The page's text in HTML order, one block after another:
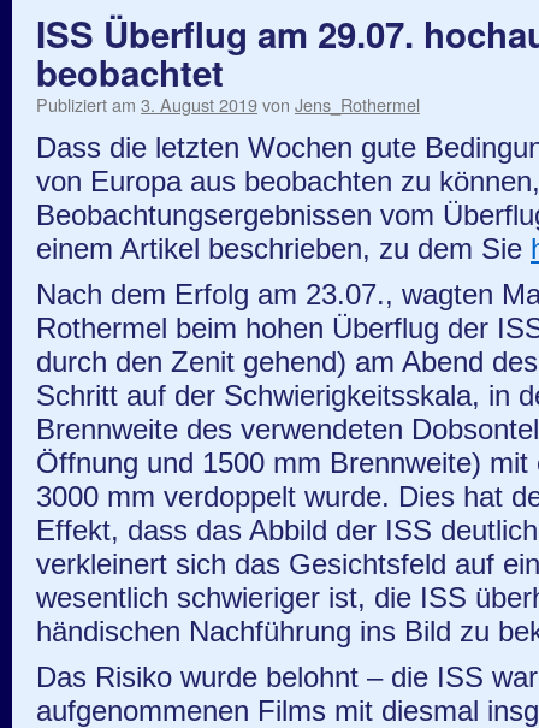
ISS Überflug am 29.07.
beobachtet
Publiziert am 3. August 2019von Jens_Rothermel
Dass die letzten Wochen gute
von Europa aus beobachten zu
Beobachtungsergebnissen vom
einem Artikel beschrieben, zu dem Sie
Nach dem Erfolg am 23.07., wagten
Rothermel beim hohen Überflug der
durch den Zenit gehend) am Abend
Schritt auf der Schwierigkeitsskala, in
Brennweite des verwendeten
Öffnung und 1500 mm Brennweite)
3000 mm verdoppelt wurde. Dies hat
Effekt, dass das Abbild der ISS
verkleinert sich das Gesichtsfeld auf
wesentlich schwieriger ist, die ISS
händischen Nachführung ins Bild zu
Das Risiko wurde belohnt – die ISS
aufgenommenen Films mit diesmal